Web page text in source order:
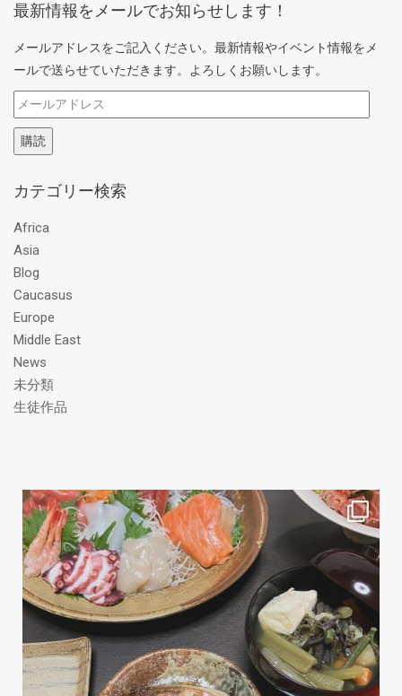
最新情報をメールでお知らせします！
メールアドレスをご記入ください。最新情報やイベント情報をメ
ールで送らせていただきます。よろしくお願いします。
メ
ー
ル
ド
ス
購読
カテゴリー検索
Africa
Asia
Blog
Caucasus
Europe
Middle East
News
未分類
生徒作品